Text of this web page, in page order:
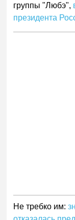
группы "Любэ",
президента
Не требко им: